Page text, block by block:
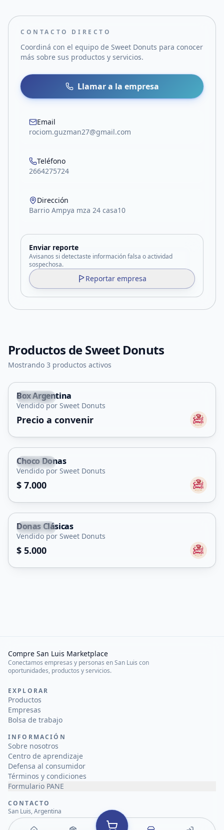
CONTACTO DIRECTO
Coordiná con el equipo de Sweet Donuts para conocer
más sobre sus productos y servicios.
Llamar a la empresa
Email
rociom.guzman27@gmail.com
Teléfono
2664275724
Dirección
Barrio Ampya mza 24 casa10
Enviar reporte
Avisanos si detectaste información falsa o actividad
sospechosa.
Reportar empresa
Productos deSweet Donuts
Mostrando 3 productos activos
Capital
Box Argentina
Vendido por Sweet Donuts
Precio a convenir
Capital
Choco Donas
Vendido por Sweet Donuts
$ 7.000
Capital
Donas Clásicas
Vendido por Sweet Donuts
$ 5.000
Compre San Luis Marketplace
Conectamos empresas y personas en San Luis con
oportunidades, productos y servicios.
EXPLORAR
Productos
Empresas
Bolsa de trabajo
INFORMACIÓN
Sobre nosotros
Centro de aprendizaje
Defensa al consumidor
Términos y condiciones
Formulario PANE
CONTACTO
San Luis, Argentina